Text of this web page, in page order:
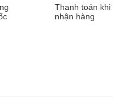
Thanh toán khi
nhận hàng